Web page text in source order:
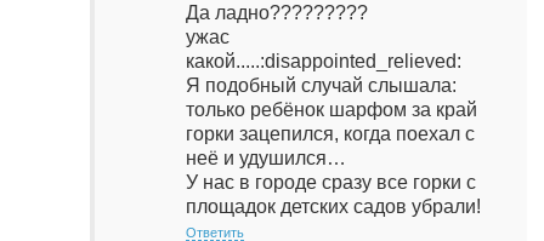
Да ладно?????????
ужас
какой.....:disappointed_relieved:
Я подобный случай слышала:
только ребёнок шарфом за край
горки зацепился, когда поехал с
неё и удушился…
У нас в городе сразу все горки с
площадок детских садов убрали!
Ответить